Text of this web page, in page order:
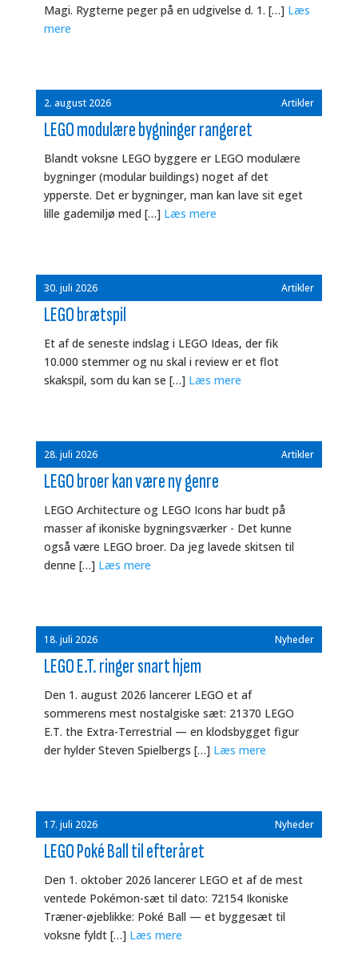
Magi. Rygterne peger på en udgivelse d. 1. […] Læs
mere
2. august 2026 Artikler
LEGO modulære bygninger rangeret
Blandt voksne LEGO byggere er LEGO modulære
bygninger (modular buildings) noget af det
ypperste. Det er bygninger, man kan lave sit eget
lille gademiljø med […] Læs mere
30. juli 2026 Artikler
LEGO brætspil
Et af de seneste indslag i LEGO Ideas, der fik
10.000 stemmer og nu skal i review er et flot
skakspil, som du kan se […] Læs mere
28. juli 2026 Artikler
LEGO broer kan være ny genre
LEGO Architecture og LEGO Icons har budt på
masser af ikoniske bygningsværker - Det kunne
også være LEGO broer. Da jeg lavede skitsen til
denne […] Læs mere
18. juli 2026 Nyheder
LEGO E.T. ringer snart hjem
Den 1. august 2026 lancerer LEGO et af
sommerens mest nostalgiske sæt: 21370 LEGO
E.T. the Extra-Terrestrial — en klodsbygget figur
der hylder Steven Spielbergs […] Læs mere
17. juli 2026 Nyheder
LEGO Poké Ball til efteråret
Den 1. oktober 2026 lancerer LEGO et af de mest
ventede Pokémon-sæt til dato: 72154 Ikoniske
Træner-øjeblikke: Poké Ball — et byggesæt til
voksne fyldt […] Læs mere